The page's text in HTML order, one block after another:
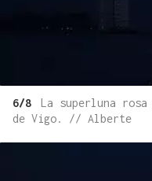
6/8
La superluna
de Vigo. // Alberte